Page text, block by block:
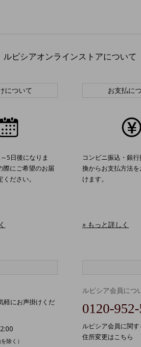
ルピシアオンラインストアについて
について
5日後になりま
際にご希望のお届
ださい。
お支払に
コンビニ振込・銀
換からお支払方法
けます。
» もっと詳しく
軽にお声掛けくだ
除く）
ルピシア会員につ
0120-952-
ルピシア会員に関す
住所変更はこちら